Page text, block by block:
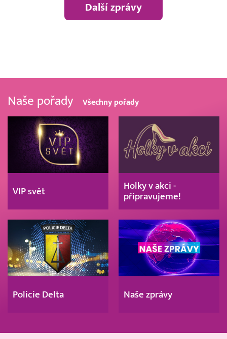
Další zprávy
Naše pořady Všechny pořady
VIP svět
Holky v akci -
připravujeme!
Policie Delta Naše zprávy